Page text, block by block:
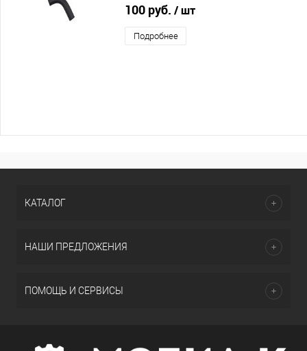
100 руб. / шт
Подробнее
КАТАЛОГ
НАШИ ПРЕДЛОЖЕНИЯ
ПОМОЩЬ И СЕРВИСЫ